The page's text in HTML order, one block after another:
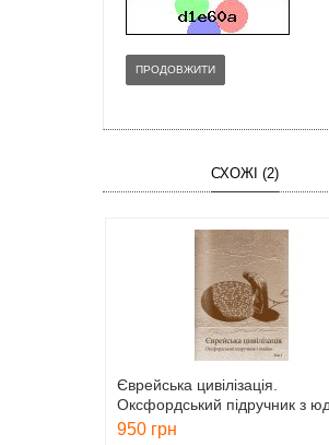
ПРОДОВЖИТИ
СХОЖІ (2)
Єврейська цивілізація.
Оксфордський підручник з
(у 2-х томах)
950 грн